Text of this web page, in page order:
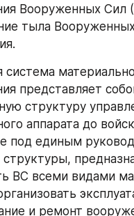
Вооруженных
тыла
система
представляет
структуру
аппарата до
под единым
структуры,
ВС всеми видами
и ремонт